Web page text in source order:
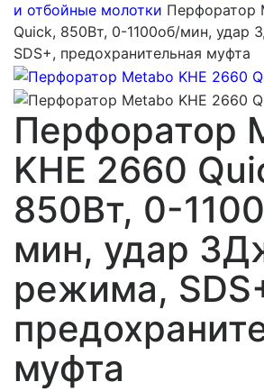
и отбойные молотки Перфоратор
Quick, 850Вт, 0-1100об/мин, удар
SDS+, предохранительная муфта
Перфоратор
KHE 2660
850Вт, 0-
мин, удар
режима,
муфта